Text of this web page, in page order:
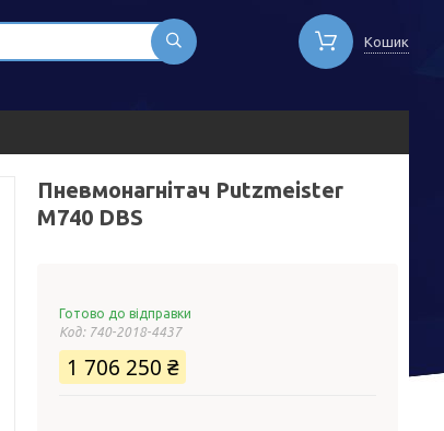
Кошик
Пневмонагнітач Putzmeister
M740 DBS
Готово до відправки
Код: 740-2018-4437
1 706 250 ₴